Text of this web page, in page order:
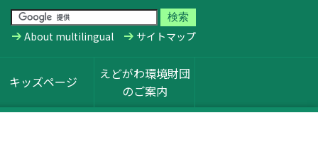
About multilingual サイトマップ
キッズページ
えどがわ環境財団
のご案内